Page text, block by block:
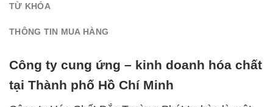
TỪ KHÓA
THÔNG TIN MUA HÀNG
Công ty cung ứng – kinh doanh hóa chất
tại Thành phố Hồ Chí Minh